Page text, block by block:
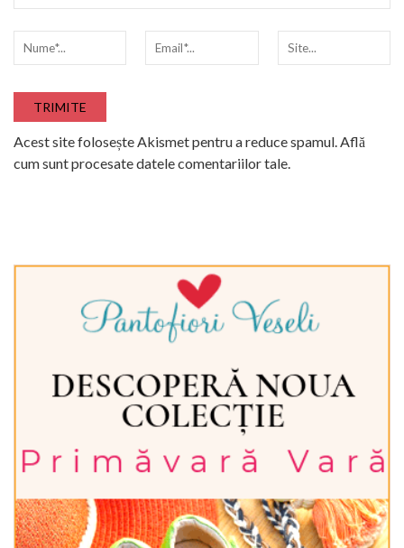
Acest site folosește Akismet pentru a reduce spamul.Află
cum sunt procesate datele comentariilor tale.